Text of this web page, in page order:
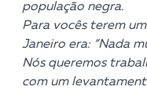
população negra.
Para vocês terem
Janeiro era: “Nada
Nós queremos
com um